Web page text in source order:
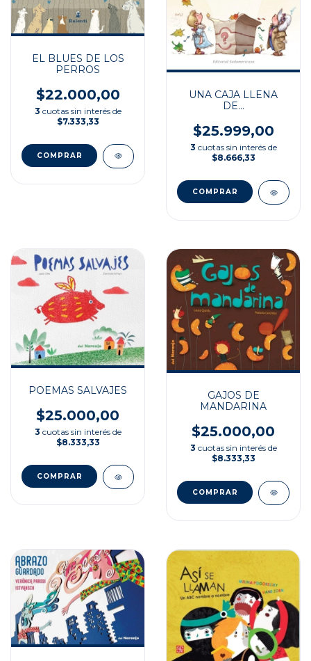
EL BLUES DE LOS
PERROS
$22.000,00
3 cuotas sin interés de
$7.333,33
UNA CAJA LLENA
DE...
$25.999,00
3 cuotas sin interés de
$8.666,33
POEMAS SALVAJES
$25.000,00
3 cuotas sin interés de
$8.333,33
GAJOS DE
MANDARINA
$25.000,00
3 cuotas sin interés de
$8.333,33